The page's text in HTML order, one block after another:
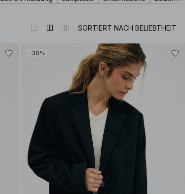
SORTIERT NACH BELIEBTHEIT
-30%